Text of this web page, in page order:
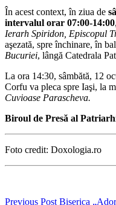
În acest context, în ziua de
intervalul orar 07:00-14:00
Ierarh Spiridon, Episcopul
aşezată, spre închinare, în
Bucuriei, lângă Catedrala
La ora 14:30, sâmbătă, 12
Corfu va pleca spre Iaşi, la
Cuvioase Parascheva.
Biroul de Presă al
Foto credit: Doxologia.ro
Previous Post Biserica